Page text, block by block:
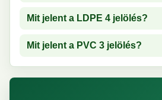
Mit jelent a LDPE 4 jelölés?
Mit jelent a PVC 3 jelölés?